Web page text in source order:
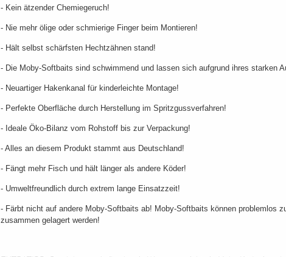
- Kein ätzender Chemiegeruch!
- Nie mehr ölige oder schmierige Finger beim Montieren!
- Hält selbst schärfsten Hechtzähnen stand!
- Die Moby-Softbaits sind schwimmend und lassen sich aufgrund ihres starken
- Neuartiger Hakenkanal für kinderleichte Montage!
- Perfekte Oberfläche durch Herstellung im Spritzgussverfahren!
- Ideale Öko-Bilanz vom Rohstoff bis zur Verpackung!
- Alles an diesem Produkt stammt aus Deutschland!
- Fängt mehr Fisch und hält länger als andere Köder!
- Umweltfreundlich durch extrem lange Einsatzzeit!
- Färbt nicht auf andere Moby-Softbaits ab! Moby-Softbaits können problemlos
zusammen gelagert werden!